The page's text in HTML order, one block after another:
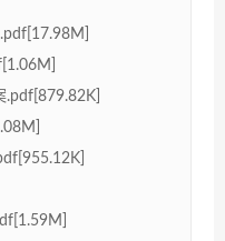
.pdf[879.82K]